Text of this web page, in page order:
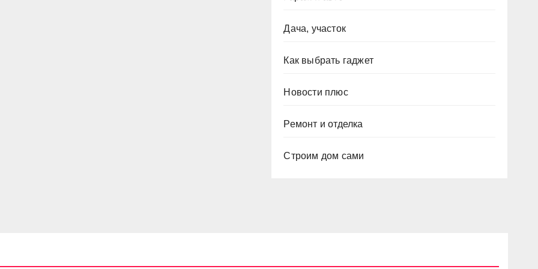
Дача, участок
Как выбрать гаджет
Новости плюс
Ремонт и отделка
Строим дом сами